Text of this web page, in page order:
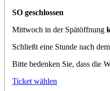
SO geschlossen
Mittwoch in der Spätöffnung
Schließt eine Stunde nach
Bitte bedenken Sie, dass die
Ticket wählen